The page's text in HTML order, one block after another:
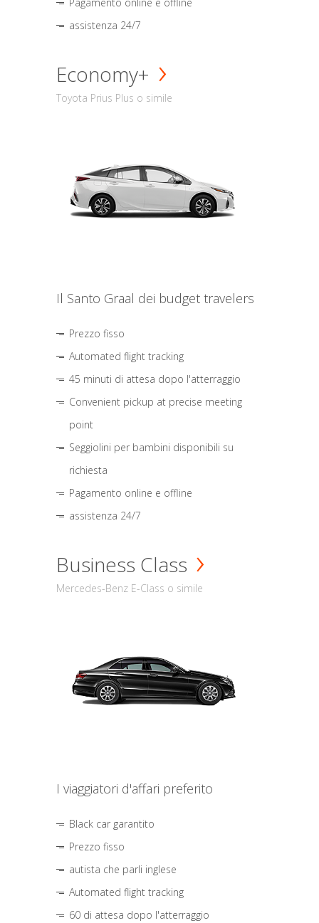
assistenza 24/7
Economy+
Toyota Prius Plus o simile
Il Santo Graal dei budget travelers
Prezzo fisso
Automated flight tracking
45 minuti di attesa dopo l'atterraggio
Convenient pickup at precise meeting
point
Seggiolini per bambini disponibili su
richiesta
Pagamento online e offline
assistenza 24/7
Business Class
Mercedes-Benz E-Class o simile
I viaggiatori d'affari preferito
Black car garantito
Prezzo fisso
autista che parli inglese
Automated flight tracking
60 di attesa dopo l'atterraggio